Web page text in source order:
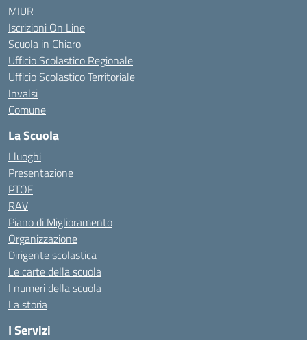
MIUR
Iscrizioni On Line
Scuola in Chiaro
Ufficio Scolastico Regionale
Ufficio Scolastico Territoriale
Invalsi
Comune
La Scuola
I luoghi
Presentazione
PTOF
RAV
Piano di Miglioramento
Organizzazione
Dirigente scolastica
Le carte della scuola
I numeri della scuola
La storia
I Servizi